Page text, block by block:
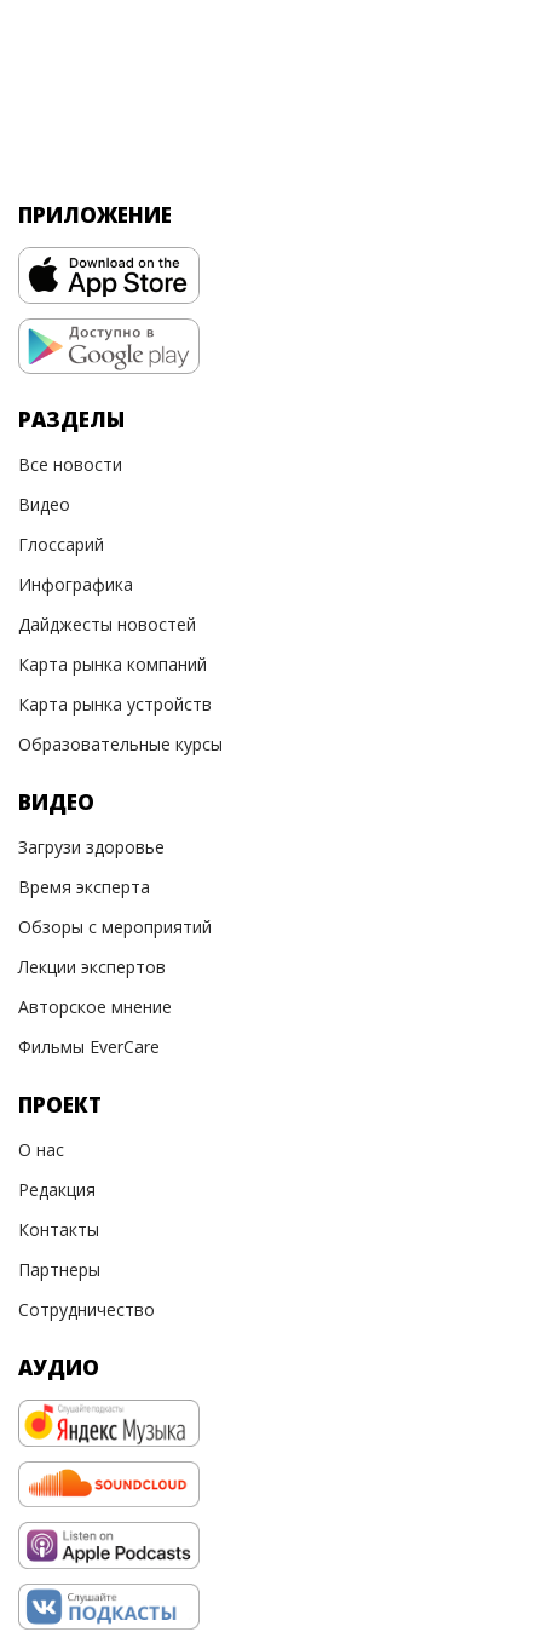
ПРИЛОЖЕНИЕ
РАЗДЕЛЫ
Все новости
Видео
Глоссарий
Инфографика
Дайджесты новостей
Карта рынка компаний
Карта рынка устройств
Образовательные курсы
ВИДЕО
Загрузи здоровье
Время эксперта
Обзоры с мероприятий
Лекции экспертов
Авторское мнение
Фильмы EverCare
ПРОЕКТ
О нас
Редакция
Контакты
Партнеры
Сотрудничество
АУДИО